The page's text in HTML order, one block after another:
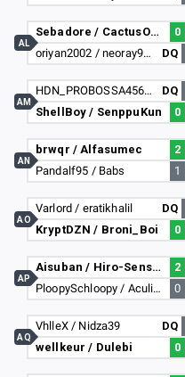
Sebadore / CactusOfTheNorth
0
oriyan2002 / neoray9578
DQ
AL
HDN_PROBOSSA456 / osayimax
DQ
ShellBoy / SenppuKun
0
AM
brwqr / Alfasumec
2
Pandalf95 / Babs
1
AN
Varlord / eratikhalil
DQ
KryptDZN / Broni_Boi
0
AO
Aisuban / Hiro-Sensei
2
PloopySchloopy / Aculisme
0
AP
VhlleX / Nidza39
DQ
wellkeur / Dulebi
0
AQ